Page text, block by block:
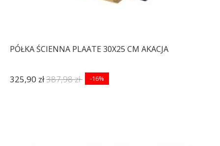
PÓŁKA ŚCIENNA PLAATE 30X25 CM AKACJA
325,90 zł387,98 zł -16%